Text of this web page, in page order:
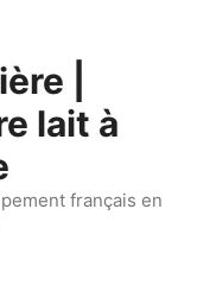
|
lait à
français en